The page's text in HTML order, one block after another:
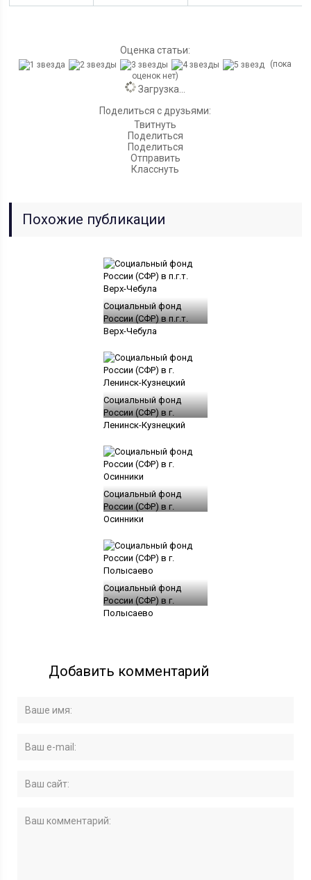
Оценка статьи:
(пока
оценок нет)
Загрузка...
Поделиться с друзьями:
Твитнуть
Поделиться
Поделиться
Отправить
Класснуть
Похожие публикации
Социальный фонд
России (СФР) в п.г.т.
Верх-Чебула
Социальный фонд
России (СФР) в г.
Ленинск-Кузнецкий
Социальный фонд
России (СФР) в г.
Осинники
Социальный фонд
России (СФР) в г.
Полысаево
Добавить комментарий